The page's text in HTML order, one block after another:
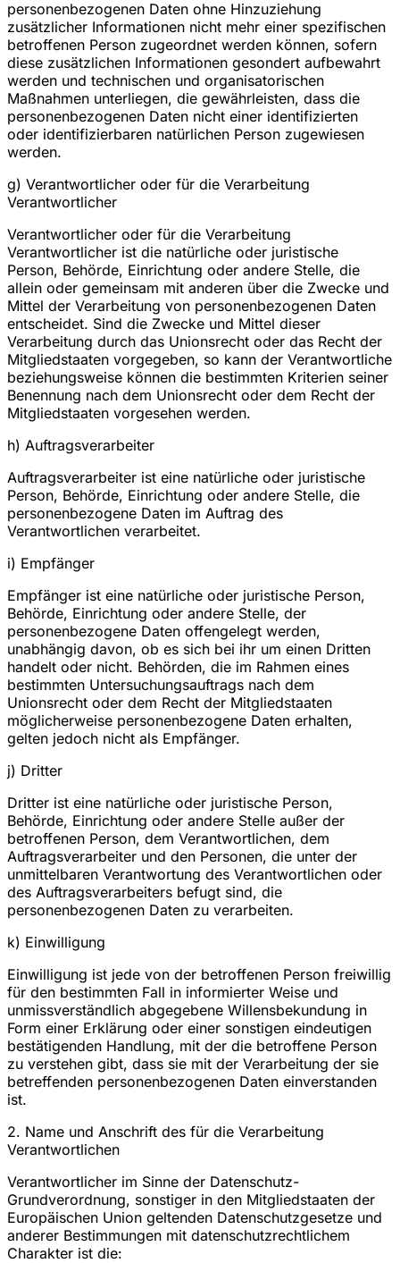
personenbezogenen Daten ohne Hinzuziehung
zusätzlicher Informationen nicht mehr einer spezifischen
betroffenen Person zugeordnet werden können, sofern
diese zusätzlichen Informationen gesondert aufbewahrt
werden und technischen und organisatorischen
Maßnahmen unterliegen, die gewährleisten, dass die
personenbezogenen Daten nicht einer identifizierten
oder identifizierbaren natürlichen Person zugewiesen
werden.
g) Verantwortlicher oder für die Verarbeitung
Verantwortlicher
Verantwortlicher oder für die Verarbeitung
Verantwortlicher ist die natürliche oder juristische
Person, Behörde, Einrichtung oder andere Stelle, die
allein oder gemeinsam mit anderen über die Zwecke und
Mittel der Verarbeitung von personenbezogenen Daten
entscheidet. Sind die Zwecke und Mittel dieser
Verarbeitung durch das Unionsrecht oder das Recht der
Mitgliedstaaten vorgegeben, so kann der Verantwortliche
beziehungsweise können die bestimmten Kriterien seiner
Benennung nach dem Unionsrecht oder dem Recht der
Mitgliedstaaten vorgesehen werden.
h) Auftragsverarbeiter
Auftragsverarbeiter ist eine natürliche oder juristische
Person, Behörde, Einrichtung oder andere Stelle, die
personenbezogene Daten im Auftrag des
Verantwortlichen verarbeitet.
i) Empfänger
Empfänger ist eine natürliche oder juristische Person,
Behörde, Einrichtung oder andere Stelle, der
personenbezogene Daten offengelegt werden,
unabhängig davon, ob es sich bei ihr um einen Dritten
handelt oder nicht. Behörden, die im Rahmen eines
bestimmten Untersuchungsauftrags nach dem
Unionsrecht oder dem Recht der Mitgliedstaaten
möglicherweise personenbezogene Daten erhalten,
gelten jedoch nicht als Empfänger.
j) Dritter
Dritter ist eine natürliche oder juristische Person,
Behörde, Einrichtung oder andere Stelle außer der
betroffenen Person, dem Verantwortlichen, dem
Auftragsverarbeiter und den Personen, die unter der
unmittelbaren Verantwortung des Verantwortlichen oder
des Auftragsverarbeiters befugt sind, die
personenbezogenen Daten zu verarbeiten.
k) Einwilligung
Einwilligung ist jede von der betroffenen Person freiwillig
für den bestimmten Fall in informierter Weise und
unmissverständlich abgegebene Willensbekundung in
Form einer Erklärung oder einer sonstigen eindeutigen
bestätigenden Handlung, mit der die betroffene Person
zu verstehen gibt, dass sie mit der Verarbeitung der sie
betreffenden personenbezogenen Daten einverstanden
ist.
2. Name und Anschrift des für die Verarbeitung
Verantwortlichen
Verantwortlicher im Sinne der Datenschutz-
Grundverordnung, sonstiger in den Mitgliedstaaten der
Europäischen Union geltenden Datenschutzgesetze und
anderer Bestimmungen mit datenschutzrechtlichem
Charakter ist die: